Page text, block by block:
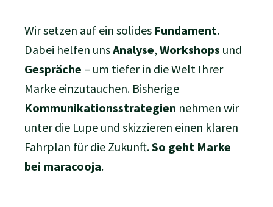
Wir setzen auf ein solides Fundament.
Dabei helfen unsAnalyse, Workshops und
Gespräche – um tiefer in die Welt Ihrer
Marke einzutauchen. Bisherige
Kommunikationsstrategien nehmen wir
unter die Lupe und skizzieren einen klaren
Fahrplan für die Zukunft.So geht Marke
bei maracooja.